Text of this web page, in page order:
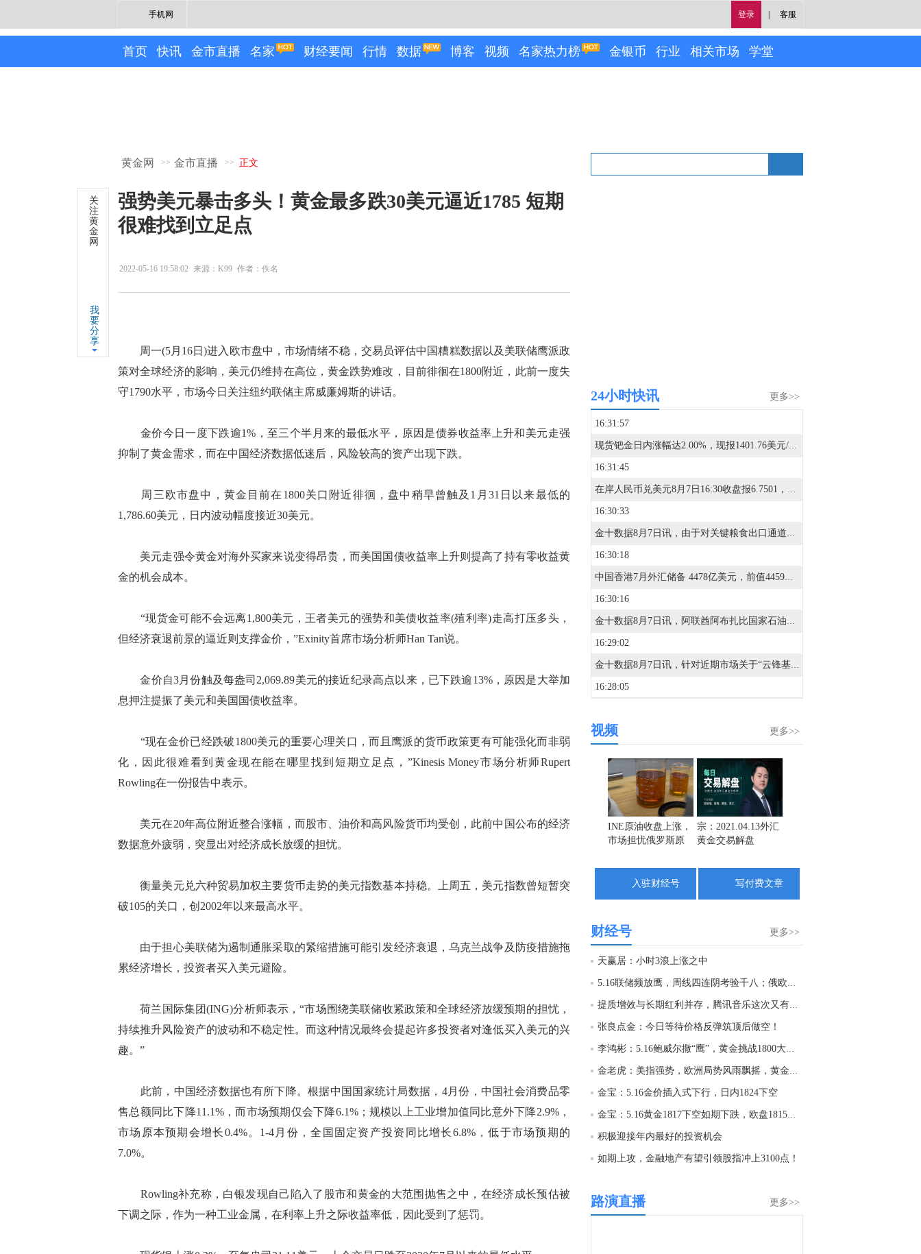
登录 客服
手机网
首页 快讯 金市直播 名家 财经要闻 行情 数据 博客 视频 名家热力榜 金银币 行业 相关市场 学堂
黄金网 >> 金市直播 >> 正文
强势美元暴击多头！黄金最多跌30美元逼近1785 短期
很难找到立足点
2022-05-16 19:58:02 来源：K99 作者：佚名
关
注
黄
金
网
我
要
分
享
周一(5月16日)进入欧市盘中，市场情绪不稳，交易员评估中国糟糕数据以及美联储鹰派政
策对全球经济的影响，美元仍维持在高位，黄金跌势难改，目前徘徊在1800附近，此前一度失
守1790水平，市场今日关注纽约联储主席威廉姆斯的讲话。
金价今日一度下跌逾1%，至三个半月来的最低水平，原因是债券收益率上升和美元走强
抑制了黄金需求，而在中国经济数据低迷后，风险较高的资产出现下跌。
周三欧市盘中，黄金目前在1800关口附近徘徊，盘中稍早曾触及1月31日以来最低的
1,786.60美元，日内波动幅度接近30美元。
美元走强令黄金对海外买家来说变得昂贵，而美国国债收益率上升则提高了持有零收益黄
金的机会成本。
“现货金可能不会远离1,800美元，王者美元的强势和美债收益率(殖利率)走高打压多头，
但经济衰退前景的逼近则支撑金价，”Exinity首席市场分析师Han Tan说。
金价自3月份触及每盎司2,069.89美元的接近纪录高点以来，已下跌逾13%，原因是大举加
息押注提振了美元和美国国债收益率。
“现在金价已经跌破1800美元的重要心理关口，而且鹰派的货币政策更有可能强化而非弱
化，因此很难看到黄金现在能在哪里找到短期立足点，”Kinesis Money市场分析师Rupert
Rowling在一份报告中表示。
美元在20年高位附近整合涨幅，而股市、油价和高风险货币均受创，此前中国公布的经济
数据意外疲弱，突显出对经济成长放缓的担忧。
衡量美元兑六种贸易加权主要货币走势的美元指数基本持稳。上周五，美元指数曾短暂突
破105的关口，创2002年以来最高水平。
由于担心美联储为遏制通胀采取的紧缩措施可能引发经济衰退，乌克兰战争及防疫措施拖
累经济增长，投资者买入美元避险。
荷兰国际集团(ING)分析师表示，“市场围绕美联储收紧政策和全球经济放缓预期的担忧，
持续推升风险资产的波动和不稳定性。而这种情况最终会提起许多投资者对逢低买入美元的兴
趣。”
此前，中国经济数据也有所下降。根据中国国家统计局数据，4月份，中国社会消费品零
售总额同比下降11.1%，而市场预期仅会下降6.1%；规模以上工业增加值同比意外下降2.9%，
市场原本预期会增长0.4%。1-4月份，全国固定资产投资同比增长6.8%，低于市场预期的
7.0%。
Rowling补充称，白银发现自己陷入了股市和黄金的大范围抛售之中，在经济成长预估被
下调之际，作为一种工业金属，在利率上升之际收益率低，因此受到了惩罚。
更多>>
24小时快讯
16:31:57
现货钯金日内涨幅达2.00%，现报1401.76美元/盎司。
16:31:45
在岸人民币兑美元8月7日16:30收盘报6.7501，较上一交易日上涨14点。
16:30:33
金十数据8月7日讯，由于对关键粮食出口通道的担忧加剧，加之全球主要产区遭遇恶劣天气，全球食品价格7月小幅上涨，达到三年多来的最高水平。联合国粮农组织周五发布的报告显示，7月份联合国食品商品价格指数环比上涨0.6%，其中粮食、糖和植物油价格涨幅居前。全球粮食市场的关注点已从美伊战争初期引发的动荡，转向收成疲软、贸易不确定性和持续的天气担忧。俄乌之间升级的袭击行动，加剧了市场对黑海这一关键粮食出口地区供应的担忧，推动小麦价格在6月份升至两年来的最高水平。与此同时，极端高温导致作物受损，欧洲正面临有记录以来最严重的粮食减产之一，而美国主要产区的干旱也威胁着玉米和大豆的产量。伊朗冲突导致化肥供应中断和能源成本上涨，再加上厄尔尼诺现象异常强劲 ，意味着全球食品市场正面临新一轮的生产和贸易风险。
16:30:18
中国香港7月外汇储备 4478亿美元，前值4459亿美元。
16:30:16
金十数据8月7日讯，阿联酋阿布扎比国家石油公司ADNOC斥资13亿美元扩充其油轮船队，以期从该国退出欧佩克后原油出口激增的浪潮中获益。该公司正将更多石油经由争议不断的霍尔木兹海峡运输。一份声明显示，ADNOC旗下的航运部门将其超大型原油运输船（VLCC）的数量几乎翻了一番，从8艘增至14艘，每艘可装载约200万桶原油。此外，该公司还购入了5艘天然气运输船。尽管由于美伊战争，霍尔木兹海峡的大部分运输通道被切断，但在过去两个月里，ADNOC的原油运输量超过了其他任何一家石油生产商。
16:29:02
金十数据8月7日讯，针对近期市场关于“云锋基金投资美国AI保险公司Corgi”的传闻，云锋基金回应称该消息不实，基金并未参与该项目投资。云锋基金是阿里巴巴集团创始人马云与聚众传媒创始人虞锋于2010年联合发起的私募股权投资机构，此前投出长鑫科技、澜起科技、东方算芯、紫光展锐、地平线、Momenta等一批行业企业。（一财）
16:28:05
16:27:33
16:26:34
16:25:34
市场消息：利比亚预计每日200万桶的石油生产计划进展顺利。
美国7月非农就业报告将于今晚20:30公布，华尔街预期分歧巨大，多数预计增加约8万人，维持温和增长态势，若数据大幅偏软或前值大幅下修，恐撼动美联储加息预期，黄金走势或迎来关键拐点。点击查看更多前瞻.....
16:15:27
更多>>
视频
INE原油收盘上涨，
市场担忧俄罗斯原
宗：2021.04.13外汇
黄金交易解盘
入驻财经号 写付费文章
更多>>
财经号
天赢居：小时3浪上涨之中
​5.16联储频放鹰，周线四连阴考验千八；俄欧原油争端激烈，
提质增效与长期红利并存，腾讯音乐这次又有哪些新动作？
张良点金：今日等待价格反弹筑顶后做空！
李鸿彬：5.16鲍威尔撒“鹰”，黄金挑战1800大关！
金老虎：美指强势，欧洲局势风雨飘摇，黄金原油玩双人跳水
金宝：5.16金价插入式下行，日内1824下空
金宝：5.16黄金1817下空如期下跌，欧盘1815下继续空
积极迎接年内最好的投资机会
如期上攻，金融地产有望引领股指冲上3100点！
更多>>
路演直播